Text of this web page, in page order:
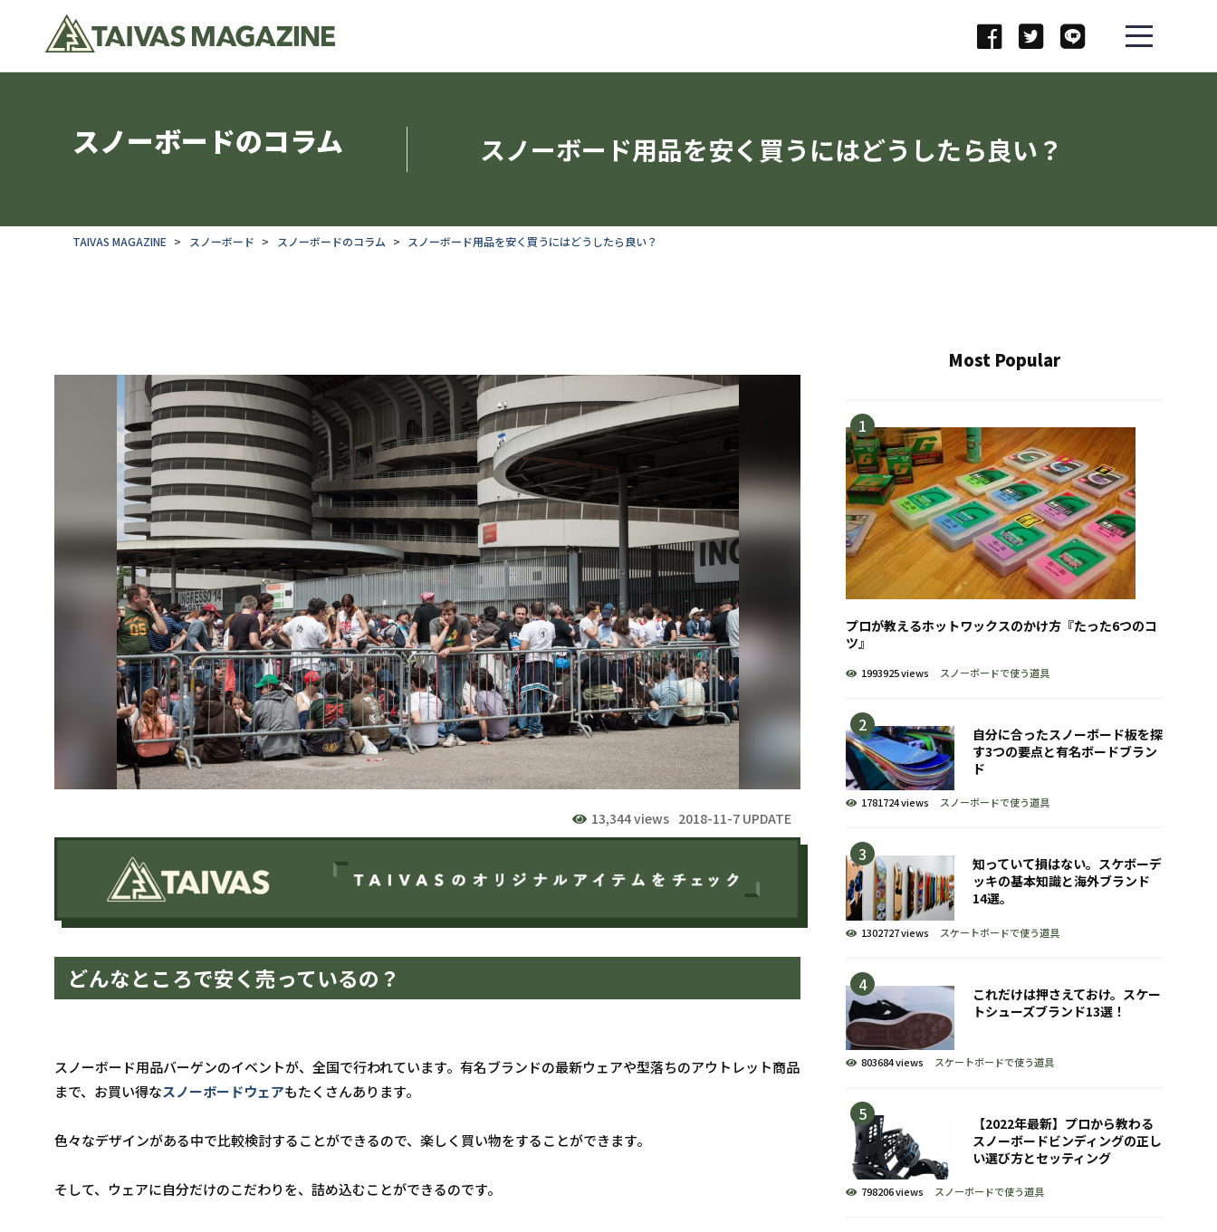
スノーボードのコラム スノーボード用品を安く買うにはどうしたら良い？
TAIVAS MAGAZINE スノーボード スノーボードのコラム スノーボード用品を安く買うにはどうしたら良い？
13,344 views 2018-11-7 UPDATE
どんなところで安く売っているの？
スノーボード用品バーゲンのイベントが、全国で行われています。有名ブランドの最新ウェアや型落ちのアウトレット商品
まで、お買い得なスノーボードウェアもたくさんあります。
色々なデザインがある中で比較検討することができるので、楽しく買い物をすることができます。
そして、ウェアに自分だけのこだわりを、詰め込むことができるのです。
Most Popular
プロが教えるホットワックスのかけ方『たった6つのコ
ツ』
1993925 views スノーボードで使う道具
自分に合ったスノーボード板を探
す3つの要点と有名ボードブラン
ド
1781724 views スノーボードで使う道具
知っていて損はない。スケボーデ
ッキの基本知識と海外ブランド
14選。
1302727 views スケートボードで使う道具
これだけは押さえておけ。スケー
トシューズブランド13選！
803684 views スケートボードで使う道具
【2022年最新】プロから教わる
スノーボードビンディングの正し
い選び方とセッティング
798206 views スノーボードで使う道具